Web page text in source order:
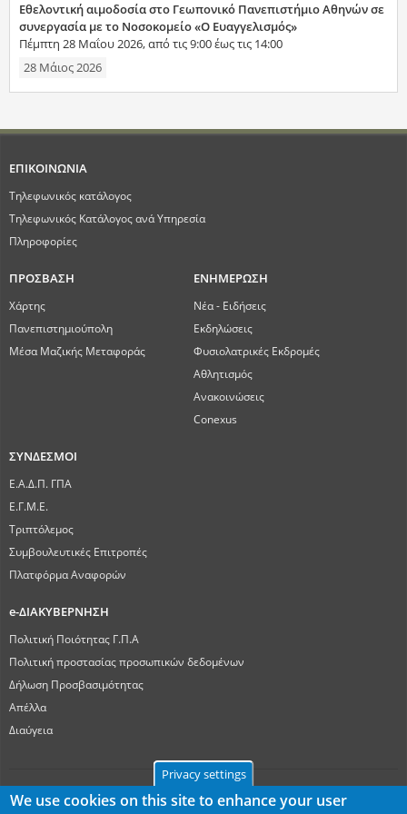
Εθελοντική αιμοδοσία στο Γεωπονικό Πανεπιστήμιο Αθηνών σε
συνεργασία με το Νοσοκομείο «Ο Ευαγγελισμός»
Πέμπτη 28 Μαΐου 2026, από τις 9:00 έως τις 14:00
28 Μάιος 2026
ΕΠΙΚΟΙΝΩΝΙΑ
Τηλεφωνικός κατάλογος
Τηλεφωνικός Κατάλογος ανά Υπηρεσία
Πληροφορίες
ΠΡΟΣΒΑΣΗ
Χάρτης
Πανεπιστημιούπολη
Μέσα Μαζικής Μεταφοράς
ΕΝΗΜΕΡΩΣΗ
Νέα - Ειδήσεις
Εκδηλώσεις
Φυσιολατρικές Εκδρομές
Αθλητισμός
Ανακοινώσεις
Conexus
ΣΥΝΔΕΣΜΟΙ
Ε.Α.Δ.Π. ΓΠΑ
Ε.Γ.Μ.Ε.
Τριπτόλεμος
Συμβουλευτικές Επιτροπές
Πλατφόρμα Αναφορών
e-ΔΙΑΚΥΒΕΡΝΗΣΗ
Πολιτική Ποιότητας Γ.Π.Α
Πολιτική προστασίας προσωπικών δεδομένων
Δήλωση Προσβασιμότητας
Απέλλα
Διαύγεια
Privacy settings
We use cookies on this site to enhance your user